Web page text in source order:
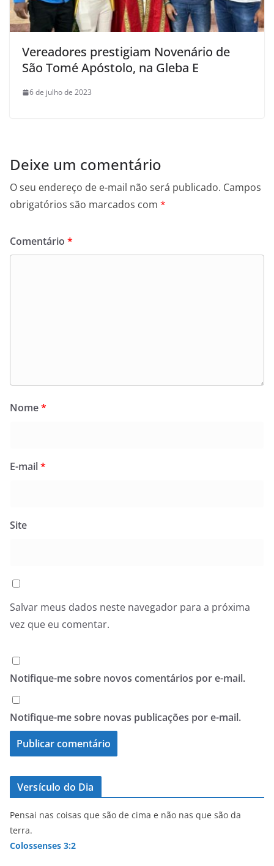
Vereadores prestigiam Novenário de
São Tomé Apóstolo, na Gleba E
6 de julho de 2023
Deixe um comentário
O seu endereço de e-mail não será publicado. Campos
obrigatórios são marcados com *
Comentário *
Nome*
E-mail*
Site
Salvar meus dados neste navegador para a próxima
vez que eu comentar.
Notifique-me sobre novos comentários por e-mail.
Notifique-me sobre novas publicações por e-mail.
Versículo do Dia
Pensai nas coisas que são de cima e não nas que são da
terra.
Colossenses 3:2